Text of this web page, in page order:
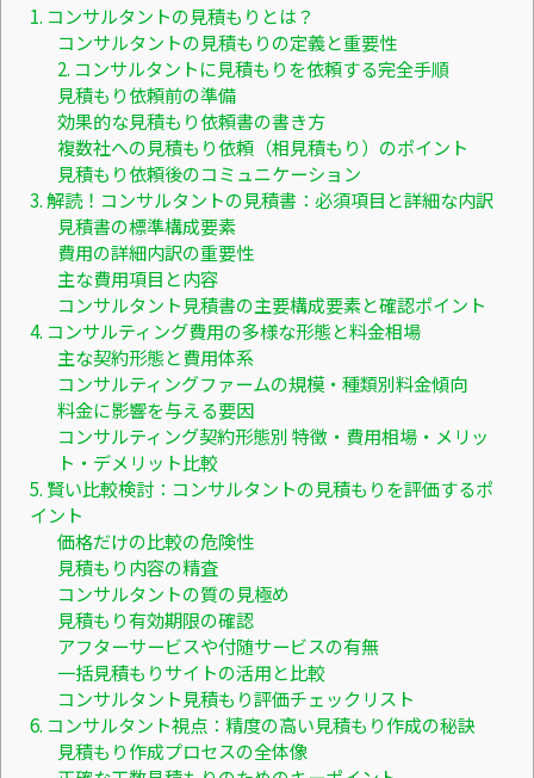
1. コンサルタントの見積もりとは？
コンサルタントの見積もりの定義と重要性
2. コンサルタントに見積もりを依頼する完全手順
見積もり依頼前の準備
効果的な見積もり依頼書の書き方
複数社への見積もり依頼（相見積もり）のポイント
見積もり依頼後のコミュニケーション
3. 解読！コンサルタントの見積書：必須項目と詳細な内訳
見積書の標準構成要素
費用の詳細内訳の重要性
主な費用項目と内容
コンサルタント見積書の主要構成要素と確認ポイント
4. コンサルティング費用の多様な形態と料金相場
主な契約形態と費用体系
コンサルティングファームの規模・種類別料金傾向
料金に影響を与える要因
コンサルティング契約形態別 特徴・費用相場・メリッ
ト・デメリット比較
5. 賢い比較検討：コンサルタントの見積もりを評価するポ
イント
価格だけの比較の危険性
見積もり内容の精査
コンサルタントの質の見極め
見積もり有効期限の確認
アフターサービスや付随サービスの有無
一括見積もりサイトの活用と比較
コンサルタント見積もり評価チェックリスト
6. コンサルタント視点：精度の高い見積もり作成の秘訣
見積もり作成プロセスの全体像